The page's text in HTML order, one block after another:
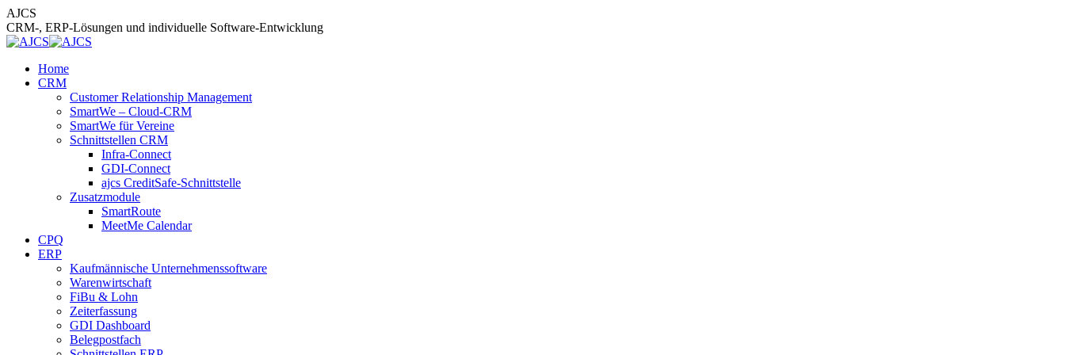
Zum
Inhalt
springen
AJCS
CRM-, ERP-Lösungen und individuelle Software-Entwicklung
Home
CRM
Customer Relationship Management
SmartWe – Cloud-CRM
SmartWe für Vereine
Schnittstellen CRM
Infra-Connect
GDI-Connect
ajcs CreditSafe-Schnittstelle
Zusatzmodule
SmartRoute
MeetMe Calendar
CPQ
ERP
Kaufmännische Unternehmenssoftware
Warenwirtschaft
FiBu & Lohn
Zeiterfassung
GDI Dashboard
Belegpostfach